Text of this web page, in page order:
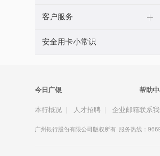
客户服务
安全用卡小常识
今日广银
本行概况 人才招聘 企业邮箱
帮助
联系
广州银行股份有限公司版权所有 服务热线：